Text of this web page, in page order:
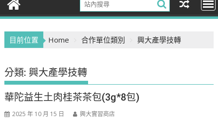
目前位置 Home 合作單位類別 興大產學技轉
分類: 興大產學技轉
華陀益生土肉桂茶茶包(3g*8包)
2025 年 10 月 15 日 興大實習商店